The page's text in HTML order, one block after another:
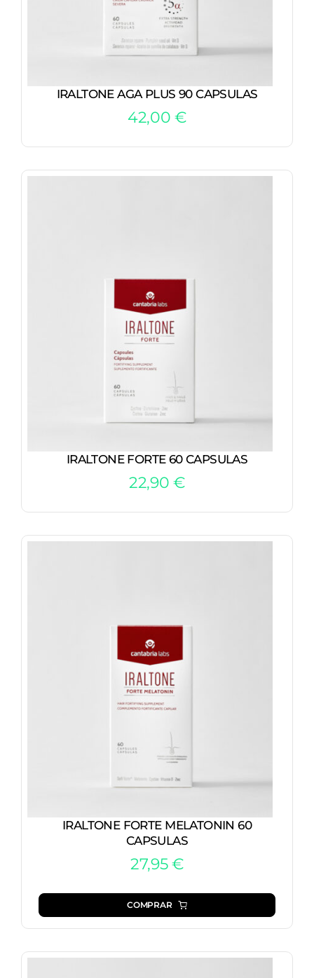
IRALTONE AGA PLUS 90 CAPSULAS
42,00€
IRALTONE FORTE 60 CAPSULAS
22,90€
IRALTONE FORTE MELATONIN 60
CAPSULAS
27,95€
COMPRAR